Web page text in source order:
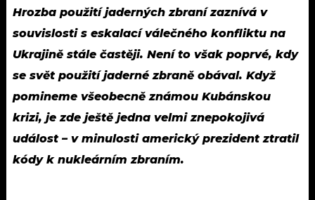
Hrozba použití jaderných zbraní zaznívá v
souvislosti s eskalací válečného konfliktu na
Ukrajině stále častěji. Není to však poprvé, kdy
se svět použití jaderné zbraně obával. Když
pomineme všeobecně známou Kubánskou
krizi, je zde ještě jedna velmi znepokojivá
událost – v minulosti americký prezident ztratil
kódy k nukleárním zbraním.